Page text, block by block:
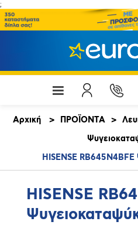
;
Αρχική > ΠΡΟΪΟΝΤΑ >
HISENSE
HISENSE